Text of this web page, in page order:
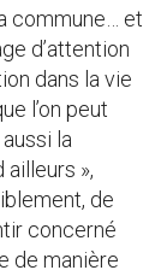
commune… et
d’attention
dans la vie
l’on peut
la
»,
de
concerné
de manière